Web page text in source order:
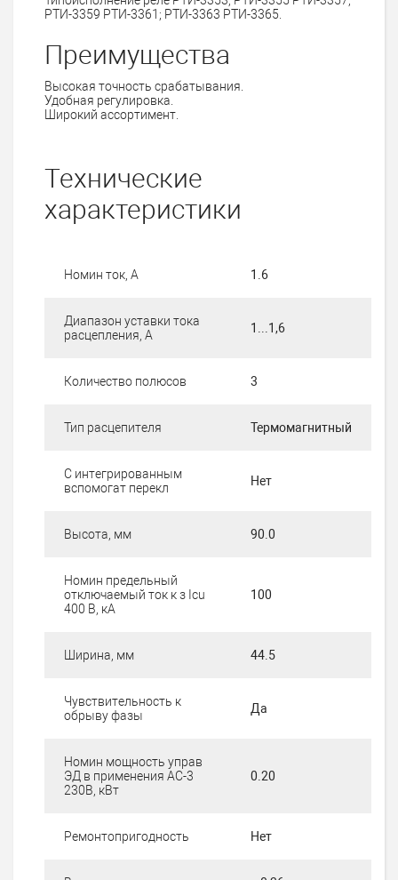
РТИ-3359 РТИ-3361; РТИ-3363 РТИ-3365.
Преимущества
Высокая точность срабатывания.
Удобная регулировка.
Широкий ассортимент.
Технические
характеристики
Номин ток, А 1.6
Диапазон уставки тока
расцепления, А
1...1,6
Количество полюсов 3
Тип расцепителя Термомагнитный
С интегрированным
вспомогат перекл
Нет
Высота, мм 90.0
Номин предельный
отключаемый ток к з Iсu
400 В, кА
100
Ширина, мм 44.5
Чувствительность к
обрыву фазы
Да
Номин мощность управ
ЭД в применения АС-3
230В, кВт
0.20
Ремонтопригодность Нет